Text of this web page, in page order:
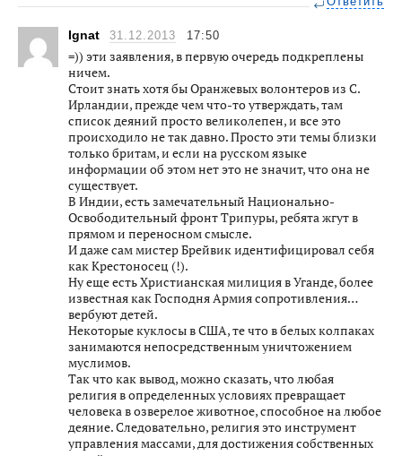
Ignat 31.12.2013 17:50
=)) эти заявления, в первую очередь подкреплены
ничем.
Стоит знать хотя бы Оранжевых волонтеров из С.
Ирландии, прежде чем что-то утверждать, там
список деяний просто великолепен, и все это
происходило не так давно. Просто эти темы близки
только бритам, и если на русском языке
информации об этом нет это не значит, что она не
существует.
В Индии, есть замечательный Национально-
Освободительный фронт Трипуры, ребята жгут в
прямом и переносном смысле.
И даже сам мистер Брейвик идентифицировал себя
как Крестоносец (!).
Ну еще есть Христианская милиция в Уганде, более
известная как Господня Армия сопротивления…
вербуют детей.
Некоторые куклосы в США, те что в белых колпаках
занимаются непосредственным уничтожением
муслимов.
Так что как вывод, можно сказать, что любая
религия в определенных условиях превращает
человека в озверелое животное, способное на любое
деяние. Следовательно, религия это инструмент
управления массами, для достижения собственных